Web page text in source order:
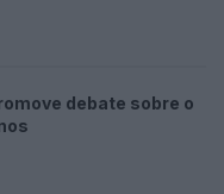
debate sobre o